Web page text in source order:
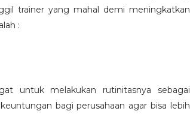
trainer yang mahal demi meningkatkan
:
untuk melakukan rutinitasnya sebagai
bagi perusahaan agar bisa lebih